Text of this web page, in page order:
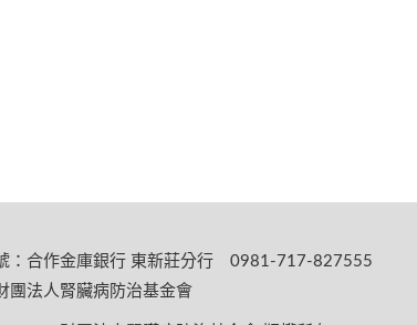
：合作金庫銀行 東新莊分行 0981-717-827555
團法人腎臟病防治基金會